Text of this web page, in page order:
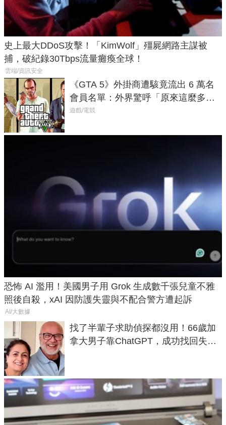
史上最大DDoS攻擊！「KimWolf」殭屍網路主謀被
捕，破紀錄30Tbps流量癱瘓全球！
雲端/資訊安全
《GTA 5》外掛商遭駭竟流出 6 萬名
會員名單：外界驚呼「原來這麼多人
在開掛！」
遊戲/電競
恐怖 AI 濫用！美國男子用 Grok 生成數千張兒童不雅
照後自殺，xAI 因防護失靈與不配合警方遭起訴
AI/大數據
找了半輩子求助偵探都沒用！66歲加
拿大男子靠ChatGPT，成功找回失散